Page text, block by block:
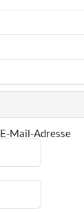
Mail-Adresse